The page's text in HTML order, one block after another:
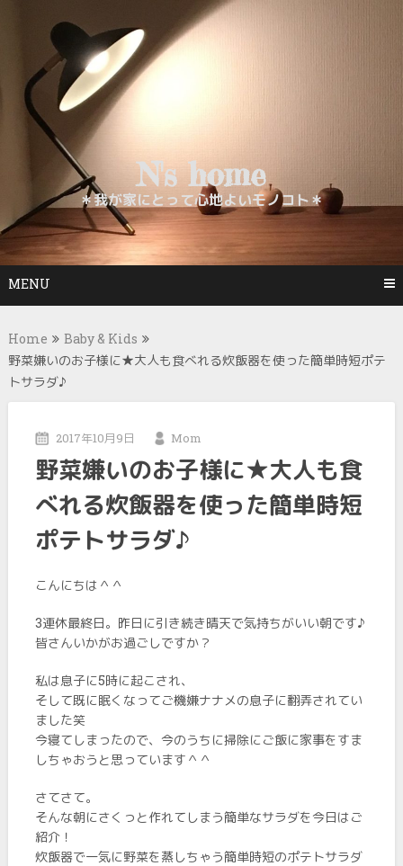
N's home
＊我が家にとって心地よいモノコト＊
MENU
Home
Baby & Kids
野菜嫌いのお子様に★大人も食べれる炊飯器を使った簡単時短ポテ
トサラダ♪
2017年10月9日 Mom
野菜嫌いのお子様に★大人も食
べれる炊飯器を使った簡単時短
ポテトサラダ♪
こんにちは＾＾
3連休最終日。昨日に引き続き晴天で気持ちがいい朝です♪
皆さんいかがお過ごしですか？
私は息子に5時に起こされ、
そして既に眠くなってご機嫌ナナメの息子に翻弄されてい
ました笑
今寝てしまったので、今のうちに掃除にご飯に家事をすま
しちゃおうと思っています＾＾
さてさて。
そんな朝にさくっと作れてしまう簡単なサラダを今日はご
紹介！
炊飯器で一気に野菜を蒸しちゃう簡単時短のポテトサラダ